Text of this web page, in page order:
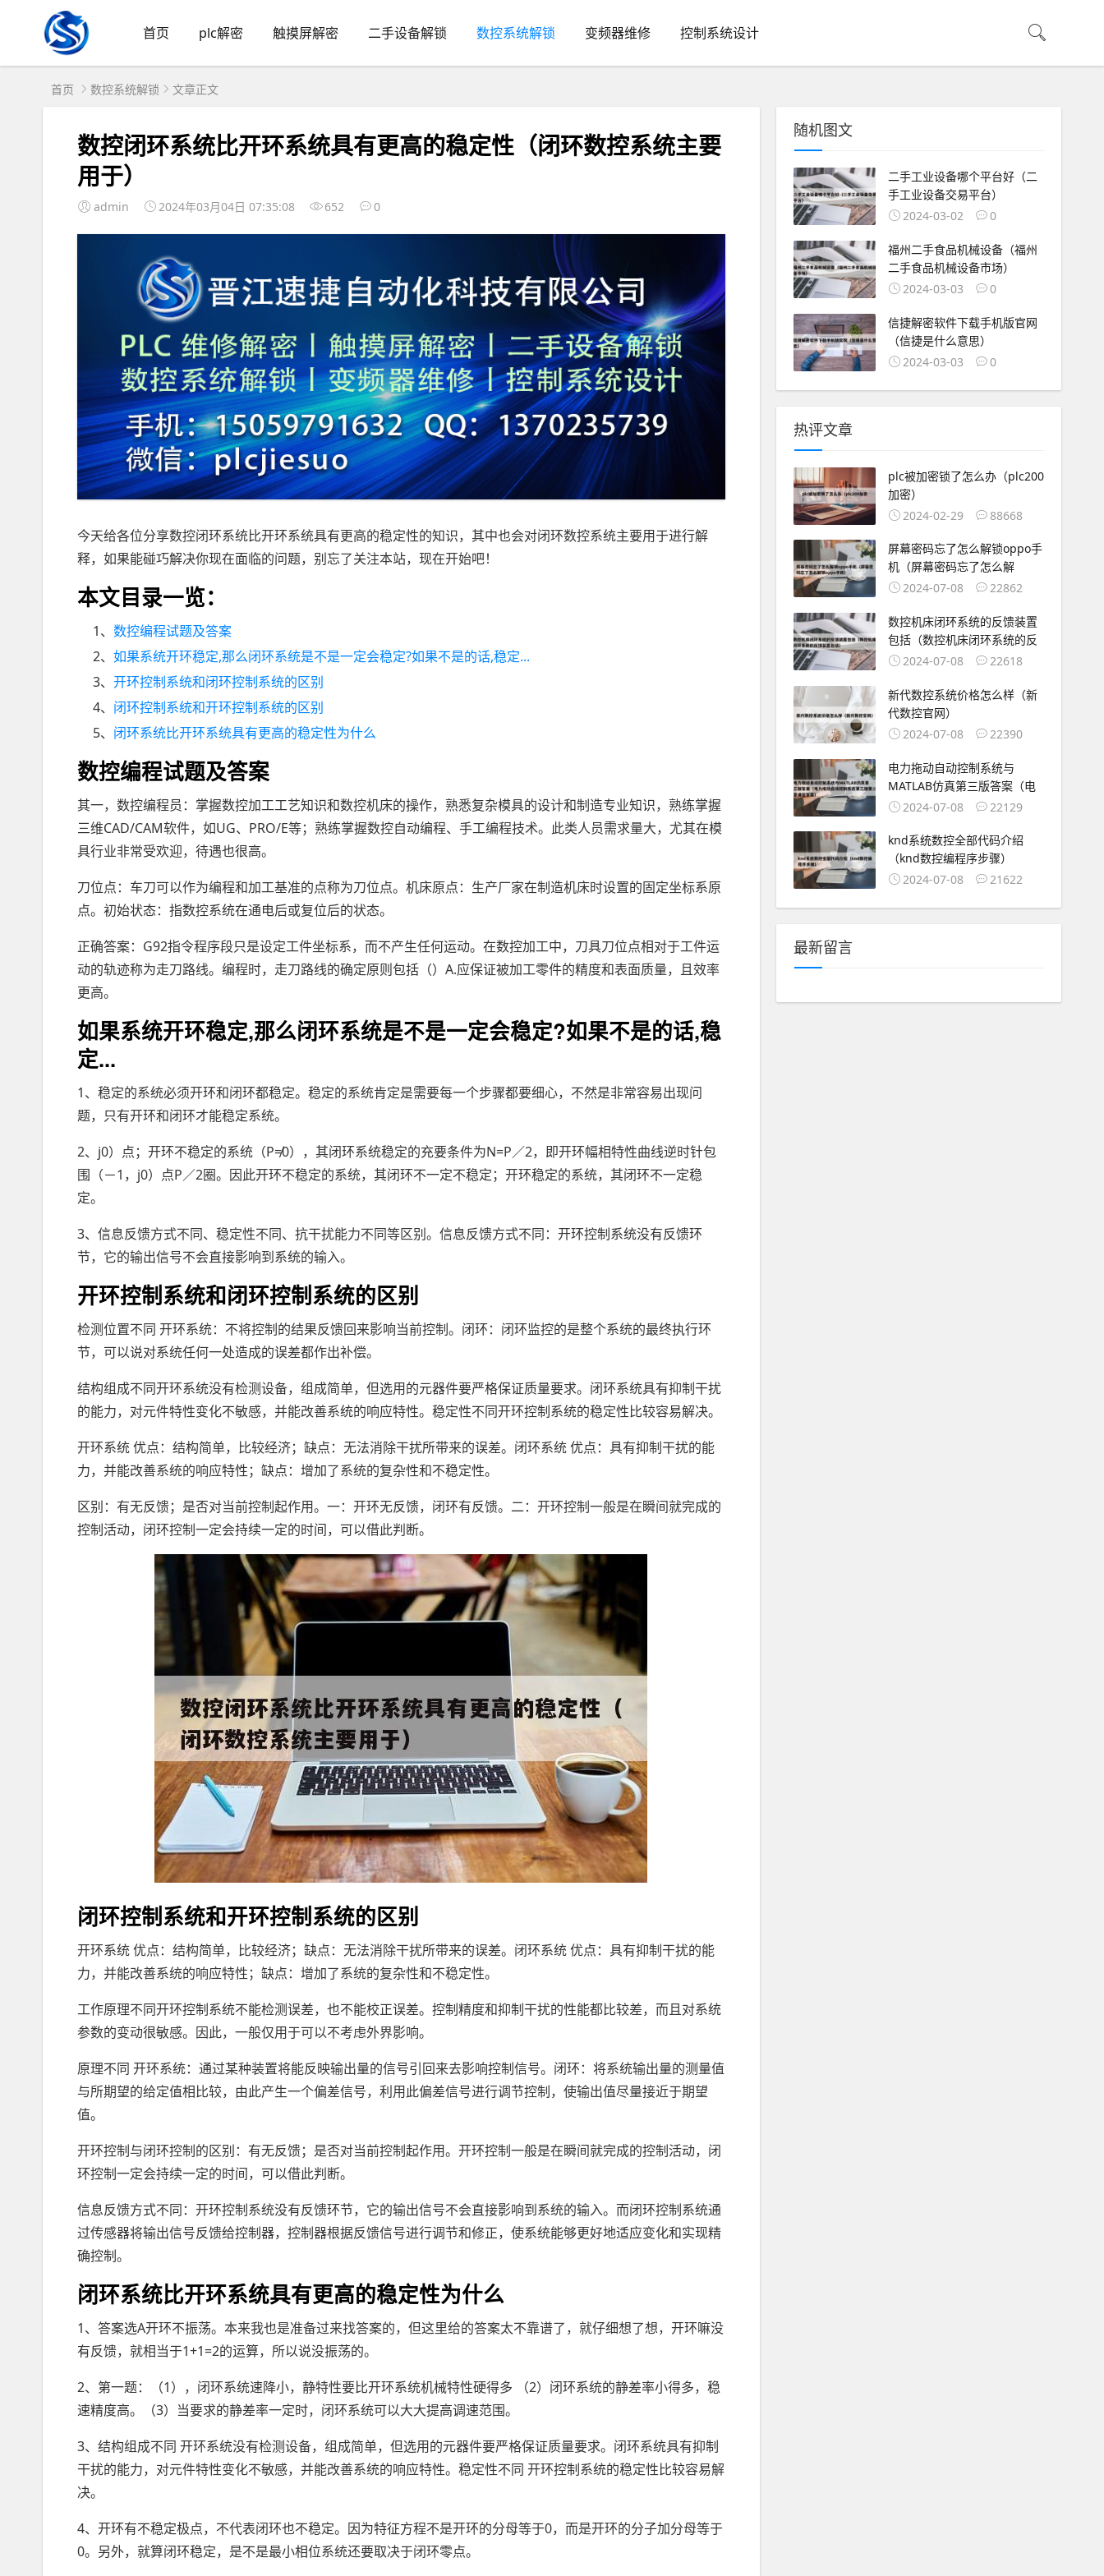
首页 plc解密 触摸屏解密 二手设备解锁 数控系统解锁 变频器维修 控制系统设计
首页 数控系统解锁 文章正文
数控闭环系统比开环系统具有更高的稳定性（闭环数控系统主要
用于）
admin 2024年03月04日 07:35:08 652 0
今天给各位分享数控闭环系统比开环系统具有更高的稳定性的知识，其中也会对闭环数控系统主要用于进行解
释，如果能碰巧解决你现在面临的问题，别忘了关注本站，现在开始吧！
本文目录一览：
1、数控编程试题及答案
2、如果系统开环稳定,那么闭环系统是不是一定会稳定?如果不是的话,稳定...
3、开环控制系统和闭环控制系统的区别
4、 闭环控制系统和开环控制系统的区别
5、 闭环系统比开环系统具有更高的稳定性为什么
数控编程试题及答案
其一，数控编程员：掌握数控加工工艺知识和数控机床的操作，熟悉复杂模具的设计和制造专业知识，熟练掌握
三维CAD/CAM软件，如UG、PRO/E等；熟练掌握数控自动编程、手工编程技术。此类人员需求量大，尤其在模
具行业非常受欢迎，待遇也很高。
刀位点：车刀可以作为编程和加工基准的点称为刀位点。机床原点：生产厂家在制造机床时设置的固定坐标系原
点。初始状态：指数控系统在通电后或复位后的状态。
正确答案：G92指令程序段只是设定工件坐标系，而不产生任何运动。在数控加工中，刀具刀位点相对于工件运
动的轨迹称为走刀路线。编程时，走刀路线的确定原则包括（）A.应保证被加工零件的精度和表面质量，且效率
更高。
如果系统开环稳定,那么闭环系统是不是一定会稳定?如果不是的话,稳
定...
1、稳定的系统必须开环和闭环都稳定。稳定的系统肯定是需要每一个步骤都要细心，不然是非常容易出现问
题，只有开环和闭环才能稳定系统。
2、j0）点；开环不稳定的系统（P≠0），其闭环系统稳定的充要条件为N=P／2，即开环幅相特性曲线逆时针包
围（－1，j0）点P／2圈。因此开环不稳定的系统，其闭环不一定不稳定；开环稳定的系统，其闭环不一定稳
定。
3、信息反馈方式不同、稳定性不同、抗干扰能力不同等区别。信息反馈方式不同：开环控制系统没有反馈环
节，它的输出信号不会直接影响到系统的输入。
开环控制系统和闭环控制系统的区别
检测位置不同 开环系统：不将控制的结果反馈回来影响当前控制。闭环：闭环监控的是整个系统的最终执行环
节，可以说对系统任何一处造成的误差都作出补偿。
结构组成不同开环系统没有检测设备，组成简单，但选用的元器件要严格保证质量要求。闭环系统具有抑制干扰
的能力，对元件特性变化不敏感，并能改善系统的响应特性。稳定性不同开环控制系统的稳定性比较容易解决。
开环系统 优点：结构简单，比较经济；缺点：无法消除干扰所带来的误差。闭环系统 优点：具有抑制干扰的能
力，并能改善系统的响应特性；缺点：增加了系统的复杂性和不稳定性。
区别：有无反馈；是否对当前控制起作用。一：开环无反馈，闭环有反馈。二：开环控制一般是在瞬间就完成的
控制活动，闭环控制一定会持续一定的时间，可以借此判断。
闭环控制系统和开环控制系统的区别
开环系统 优点：结构简单，比较经济；缺点：无法消除干扰所带来的误差。闭环系统 优点：具有抑制干扰的能
力，并能改善系统的响应特性；缺点：增加了系统的复杂性和不稳定性。
工作原理不同开环控制系统不能检测误差，也不能校正误差。控制精度和抑制干扰的性能都比较差，而且对系统
参数的变动很敏感。因此，一般仅用于可以不考虑外界影响。
原理不同 开环系统：通过某种装置将能反映输出量的信号引回来去影响控制信号。闭环：将系统输出量的测量值
与所期望的给定值相比较，由此产生一个偏差信号，利用此偏差信号进行调节控制，使输出值尽量接近于期望
值。
开环控制与闭环控制的区别：有无反馈；是否对当前控制起作用。开环控制一般是在瞬间就完成的控制活动，闭
环控制一定会持续一定的时间，可以借此判断。
信息反馈方式不同：开环控制系统没有反馈环节，它的输出信号不会直接影响到系统的输入。而闭环控制系统通
过传感器将输出信号反馈给控制器，控制器根据反馈信号进行调节和修正，使系统能够更好地适应变化和实现精
确控制。
闭环系统比开环系统具有更高的稳定性为什么
1、答案选A开环不振荡。本来我也是准备过来找答案的，但这里给的答案太不靠谱了，就仔细想了想，开环嘛没
有反馈，就相当于1+1=2的运算，所以说没振荡的。
2、第一题：（1），闭环系统速降小，静特性要比开环系统机械特性硬得多 （2）闭环系统的静差率小得多，稳
速精度高。（3）当要求的静差率一定时，闭环系统可以大大提高调速范围。
3、结构组成不同 开环系统没有检测设备，组成简单，但选用的元器件要严格保证质量要求。闭环系统具有抑制
干扰的能力，对元件特性变化不敏感，并能改善系统的响应特性。稳定性不同 开环控制系统的稳定性比较容易解
决。
4、开环有不稳定极点，不代表闭环也不稳定。因为特征方程不是开环的分母等于0，而是开环的分子加分母等于
0。另外，就算闭环稳定，是不是最小相位系统还要取决于闭环零点。
随机图文
二手工业设备哪个平台好（二
手工业设备交易平台）
2024-03-02
0
福州二手食品机械设备（福州
二手食品机械设备市场）
2024-03-03
0
信捷解密软件下载手机版官网
（信捷是什么意思）
2024-03-03
0
热评文章
plc被加密锁了怎么办（plc200
加密）
2024-02-29
88668
屏幕密码忘了怎么解锁oppo手
机（屏幕密码忘了怎么解
2024-07-08
22862
数控机床闭环系统的反馈装置
包括（数控机床闭环系统的反
2024-07-08
22618
新代数控系统价格怎么样（新
代数控官网）
2024-07-08
22390
电力拖动自动控制系统与
MATLAB仿真第三版答案（电
2024-07-08
22129
knd系统数控全部代码介绍
（knd数控编程序步骤）
2024-07-08
21622
最新留言